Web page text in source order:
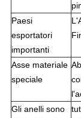
Paesi
esportatori
importanti
Asse materiale
speciale
Gli anelli sono